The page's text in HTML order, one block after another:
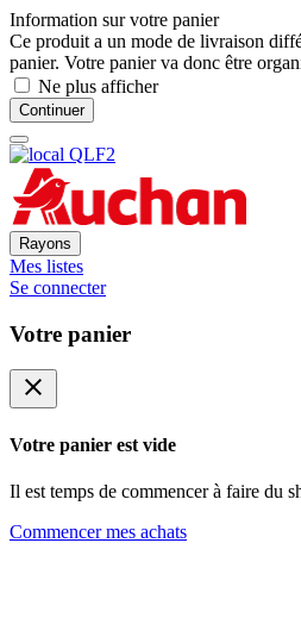
Information sur votre panier
Ce produit a un mode de livraison
panier. Votre panier va donc être
Ne plus afficher
Continuer
Rayons
Mes listes
Se connecter
Votre panier
close
Votre panier est vide
Il est temps de commencer à faire du
Commencer mes achats